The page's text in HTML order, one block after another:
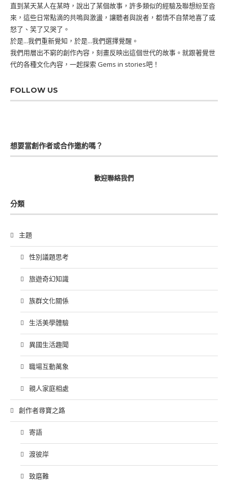
直到某天某人在某時，說出了某個故事，許多類似的經驗及聯想紛至沓
來，這些日常點滴的共鳴與激盪，讓聽者與說者，都情不自禁地喜了或
怒了、笑了又哭了。
於是...我們重新覺知，於是...我們選擇覺醒。
我們用層出不窮的創作內容，刻畫反映出這個世代的故事。就跟著覺世
代的各種文化內容，一起探索 Gems in stories吧！
FOLLOW US
想要當創作者或合作邀約嗎？
歡迎聯絡我們
分類
主題
性別議題思考
旅遊奇幻知識
族群文化關係
生活美學體驗
異國生活趣聞
職場互動萬象
親人家庭相處
創作者尋寶之路
寄語
渡彼岸
致磨難